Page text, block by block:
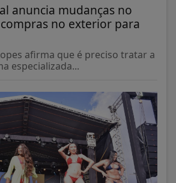
anuncia mudanças no
no exterior para
afirma que é preciso tratar a
especializada...